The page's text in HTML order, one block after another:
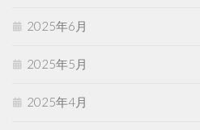
2025年6月
2025年5月
2025年4月